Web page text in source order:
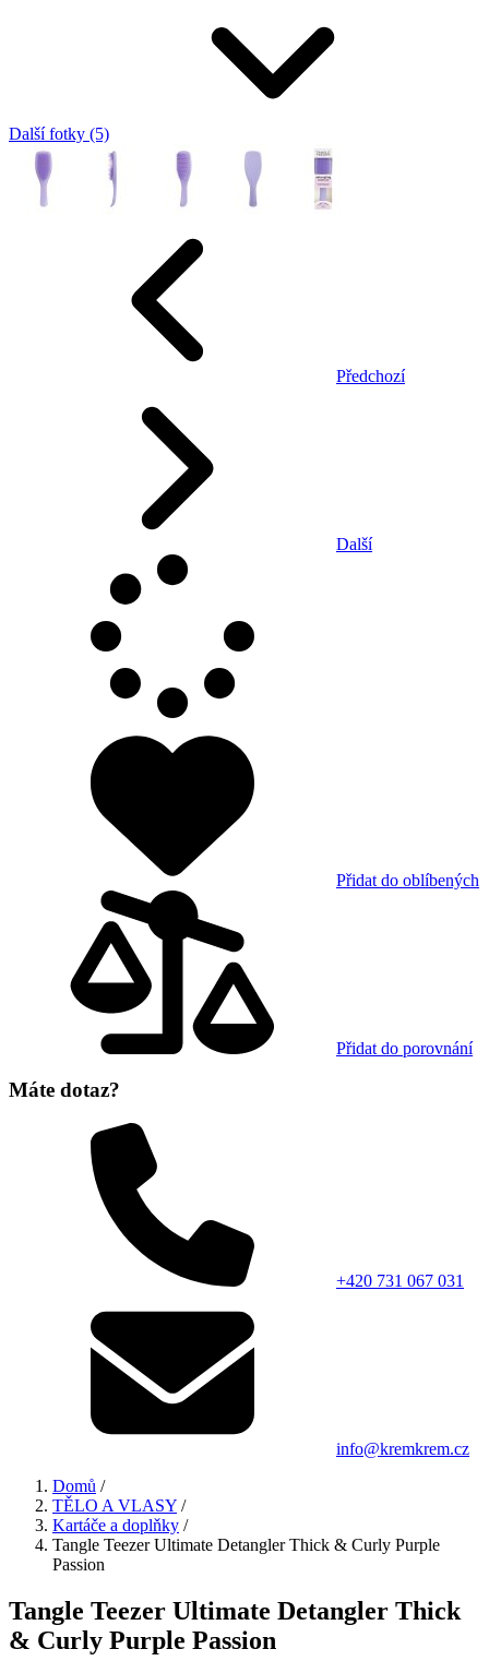
Další fotky (5)
Předchozí
Další
Přidat do oblíbených
Přidat do porovnání
Máte dotaz?
+420 731 067 031
info@kremkrem.cz
Domů /
TĚLO A VLASY /
Kartáče a doplňky /
Tangle Teezer Ultimate Detangler Thick & Curly Purple
Passion
Tangle Teezer Ultimate Detangler Thick
& Curly Purple Passion